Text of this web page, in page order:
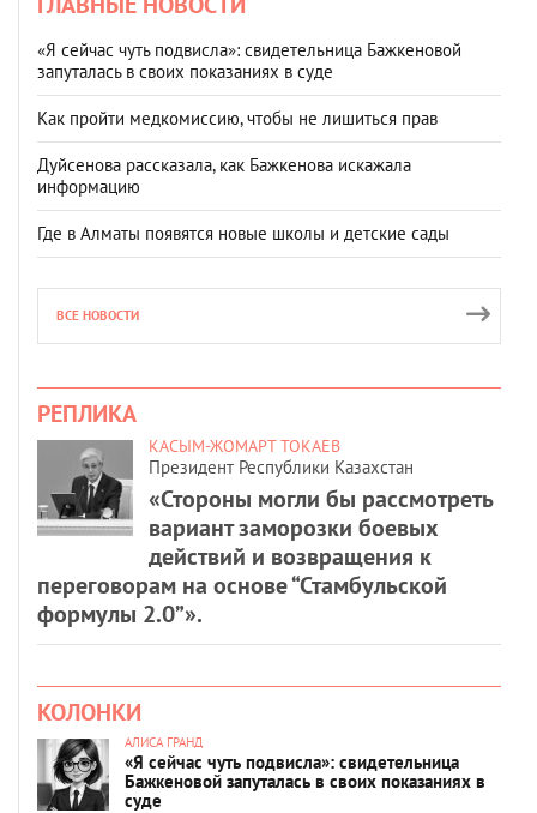
«Я сейчас чуть подвисла»: свидетельница Бажкеновой
запуталась в своих показаниях в суде
Как пройти медкомиссию, чтобы не лишиться прав
Дуйсенова рассказала, как Бажкенова искажала
информацию
Где в Алматы появятся новые школы и детские сады
ВСЕ НОВОСТИ
РЕПЛИКА
КАСЫМ-ЖОМАРТ ТОКАЕВ
Президент Республики Казахстан
«Стороны могли бы рассмотреть
вариант заморозки боевых
действий и возвращения к
переговорам на основе “Стамбульской
формулы 2.0”».
КОЛОНКИ
АЛИСА ГРАНД
«Я сейчас чуть подвисла»: свидетельница
Бажкеновой запуталась в своих показаниях в
суде